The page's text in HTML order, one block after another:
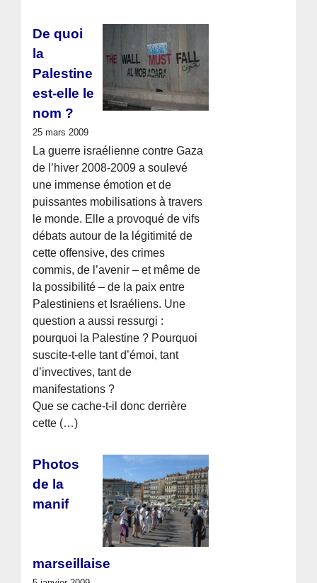
De quoi
la
Palestine
est-elle le
nom ?
25 mars 2009
La guerre israélienne contre Gaza
de l’hiver 2008-2009 a soulevé
une immense émotion et de
puissantes mobilisations à travers
le monde. Elle a provoqué de vifs
débats autour de la légitimité de
cette offensive, des crimes
commis, de l’avenir – et même de
la possibilité – de la paix entre
Palestiniens et Israéliens. Une
question a aussi ressurgi :
pourquoi la Palestine ? Pourquoi
suscite-t-elle tant d’émoi, tant
d’invectives, tant de
manifestations ?
Que se cache-t-il donc derrière
cette (…)
Photos
de la
manif
marseillaise